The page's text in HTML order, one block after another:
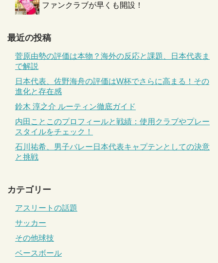
ファンクラブが早くも開設！
最近の投稿
菅原由勢の評価は本物？海外の反応と課題、日本代表ま
で解説
日本代表、佐野海舟の評価はW杯でさらに高まる！その
進化と存在感
鈴木 淳之介 ルーティン徹底ガイド
内田ことこのプロフィールと戦績：使用クラブやプレー
スタイルをチェック！
石川祐希、男子バレー日本代表キャプテンとしての決意
と挑戦
カテゴリー
アスリートの話題
サッカー
その他球技
ベースボール